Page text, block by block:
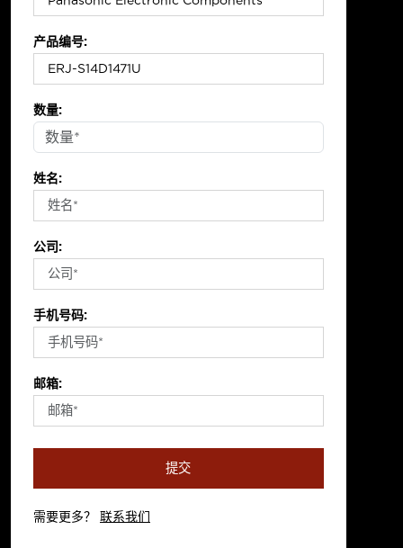
产品编号:
数量:
姓名:
公司:
手机号码:
邮箱:
提交
需要更多？ 联系我们